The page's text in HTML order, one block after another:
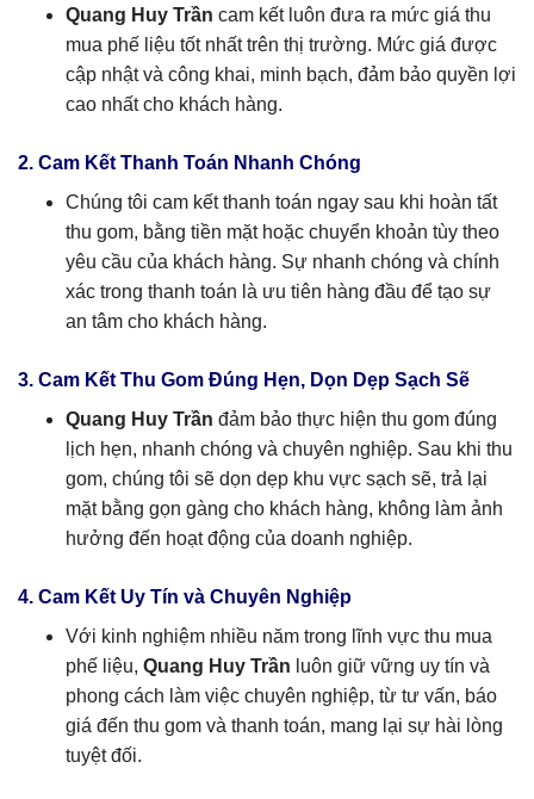
Quang Huy Trần cam kết luôn đưa ra mức giá thu
mua phế liệu tốt nhất trên thị trường. Mức giá được
cập nhật và công khai, minh bạch, đảm bảo quyền lợi
cao nhất cho khách hàng.
2. Cam Kết Thanh Toán Nhanh Chóng
Chúng tôi cam kết thanh toán ngay sau khi hoàn tất
thu gom, bằng tiền mặt hoặc chuyển khoản tùy theo
yêu cầu của khách hàng. Sự nhanh chóng và chính
xác trong thanh toán là ưu tiên hàng đầu để tạo sự
an tâm cho khách hàng.
3. Cam Kết Thu Gom Đúng Hẹn, Dọn Dẹp Sạch Sẽ
Quang Huy Trần đảm bảo thực hiện thu gom đúng
lịch hẹn, nhanh chóng và chuyên nghiệp. Sau khi thu
gom, chúng tôi sẽ dọn dẹp khu vực sạch sẽ, trả lại
mặt bằng gọn gàng cho khách hàng, không làm ảnh
hưởng đến hoạt động của doanh nghiệp.
4. Cam Kết Uy Tín và Chuyên Nghiệp
Với kinh nghiệm nhiều năm trong lĩnh vực thu mua
phế liệu, Quang Huy Trần luôn giữ vững uy tín và
phong cách làm việc chuyên nghiệp, từ tư vấn, báo
giá đến thu gom và thanh toán, mang lại sự hài lòng
tuyệt đối.